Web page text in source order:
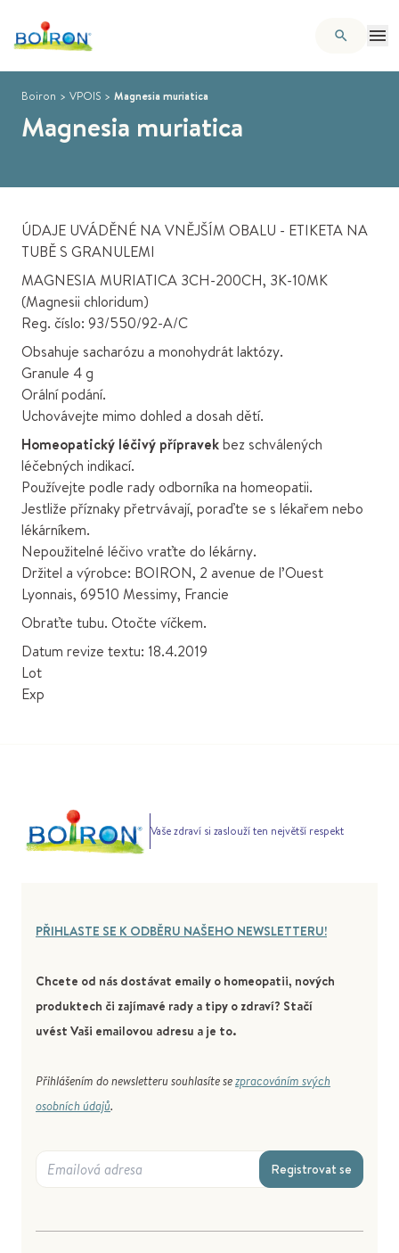
Boiron > VPOIS > Magnesia muriatica
Magnesia muriatica
ÚDAJE UVÁDĚNÉ NA VNĚJŠÍM OBALU - ETIKETA NA
TUBĚ S GRANULEMI
MAGNESIA MURIATICA 3CH-200CH, 3K-10MK
(Magnesii chloridum)
Reg. číslo: 93/550/92-A/C
Obsahuje sacharózu a monohydrát laktózy.
Granule 4 g
Orální podání.
Uchovávejte mimo dohled a dosah dětí.
Homeopatický léčivý přípravekbez schválených
léčebných indikací.
Používejte podle rady odborníka na homeopatii.
Jestliže příznaky přetrvávají, poraďte se s lékařem nebo
lékárníkem.
Nepoužitelné léčivo vraťte do lékárny.
Držitel a výrobce: BOIRON, 2 avenue de l’Ouest
Lyonnais, 69510 Messimy, Francie
Obraťte tubu. Otočte víčkem.
Datum revize textu: 18.4.2019
Lot
Exp
Vaše zdraví si zaslouží ten největší respekt
PŘIHLASTE SE K ODBĚRU NAŠEHO NEWSLETTERU!
Chcete od nás dostávat emaily o homeopatii, nových
produktech či zajímavé rady a tipy o zdraví? Stačí
uvést Vaši emailovou adresu a je to.
Přihlášením do newsletteru souhlasíte sezpracováním svých
osobních údajů.
Registrovat se